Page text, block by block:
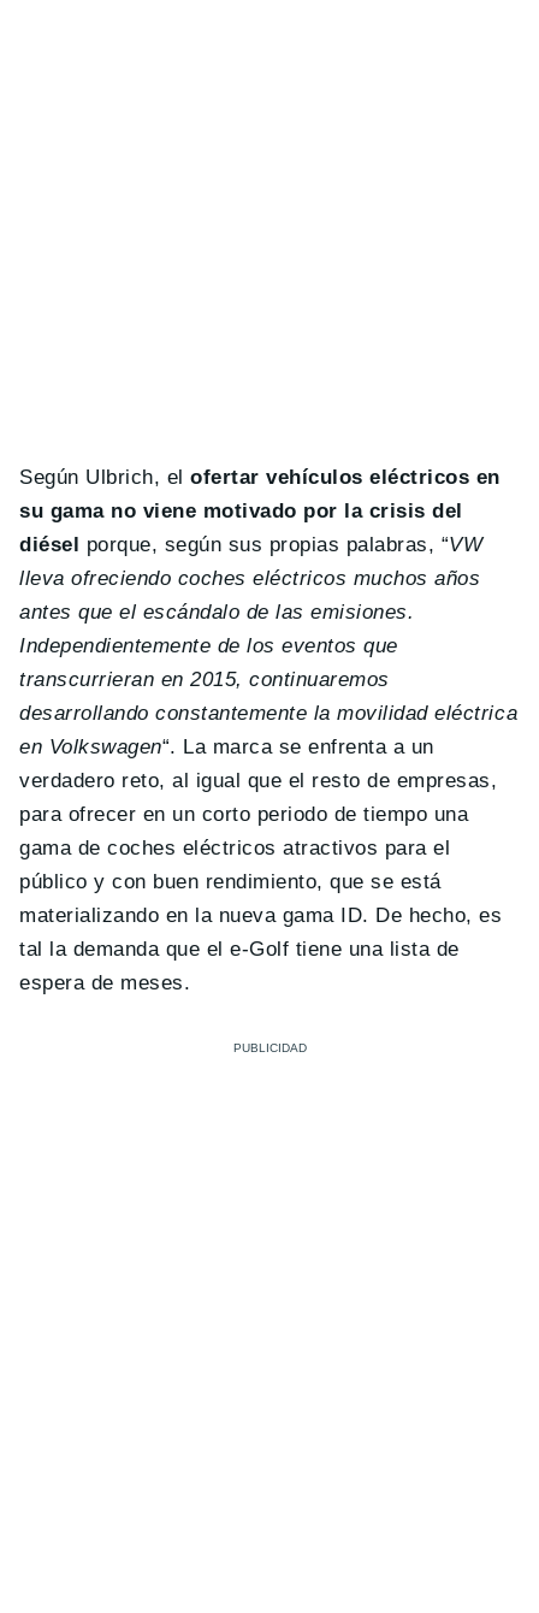
Según Ulbrich, el ofertar vehículos eléctricos en
su gama no viene motivado por la crisis del
diésel
porque, según sus propias palabras, “VW
lleva ofreciendo coches eléctricos muchos años
antes que el escándalo de las emisiones.
Independientemente de los eventos que
transcurrieran en 2015, continuaremos
desarrollando constantemente la movilidad eléctrica
en Volkswagen“. La marca se enfrenta a un
verdadero reto, al igual que el resto de empresas,
para ofrecer en un corto periodo de tiempo una
gama de coches eléctricos atractivos para el
público y con buen rendimiento, que se está
materializando en la nueva gama ID. De hecho, es
tal la demanda que el e-Golf tiene una lista de
espera de meses.